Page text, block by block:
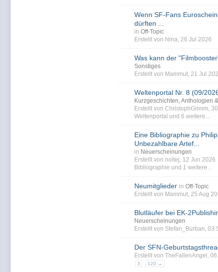
Wenn SF-Fans
dürften ...
in Off-Topic
Erstellt von Nina, 26 Jul 2026
Was kann der
Sonstiges
Erstellt von Mammut, 21 Jul
Weltenportal Nr. 8 (09/
Kurzgeschichten, Anthologien
Erstellt von ChristophGrimm,
Weltenportal und 6 weitere...
Eine Bibliographie zu
Unbezahlbare Artef...
in Neuerscheinungen
Erstellt von noltej, 12 Jun 2026
Bibliographie und 1 weitere...
Neumitglieder in Off-Topic
Erstellt von Mammut, 25 Aug
Blutläufer bei EK-
Neuerscheinungen
Erstellt von Stefan_Burban, 03
Der SFN-
Erstellt von TheFallenAngel,
3 120 →